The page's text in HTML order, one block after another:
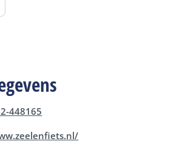
fietsen o.a. elektrische fietsen,
15, Zeelen
Heereweg 30, Zeelen Formerum,
Lies, Lies 8, Zeelen
8.
448165